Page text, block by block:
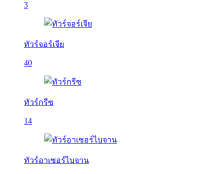
3
ทัวร์จอร์เจีย
40
ทัวร์กรีซ
14
ทัวร์อาเซอร์ไบจาน